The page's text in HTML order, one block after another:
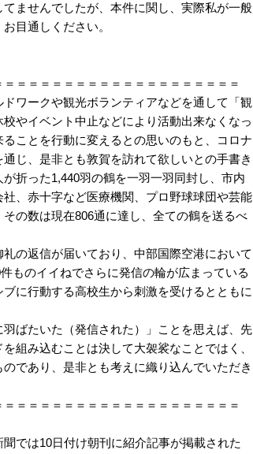
ませんでしたが、本件に関し、実際私が一般
目通しください。
＝＝＝＝＝＝＝＝＝＝＝＝＝＝＝＝＝＝＝
ワークや観光ボランティアなどを通して「観
やイベント中止などにより活動出来なくなっ
ことを行動に変えるとの思いのもと、コロナ
じ、是非とも敦賀を訪れて欲しいとの手書き
折った1,440羽の鶴を一羽一羽同封し、市内
、赤十字など医療機関、プロ野球球団や芸能
の数は現在806通に達し、全ての鶴を送るべ
の返信が届いており、中部国際空港において
ものイイねでさらに発信の輪が広まっている
に行動する高校生から刺激を受けるとともに
ばたいた（発信された）」ことを思えば、先
組み込むことは決して大袈裟なことではく、
であり、是非とも考えに織り込んでいただき
＝＝＝＝＝＝＝＝＝＝＝＝＝＝＝＝＝＝＝
では10日付け朝刊に紹介記事が掲載された